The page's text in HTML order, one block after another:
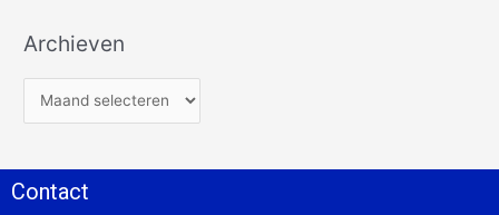
Archieven
Contact